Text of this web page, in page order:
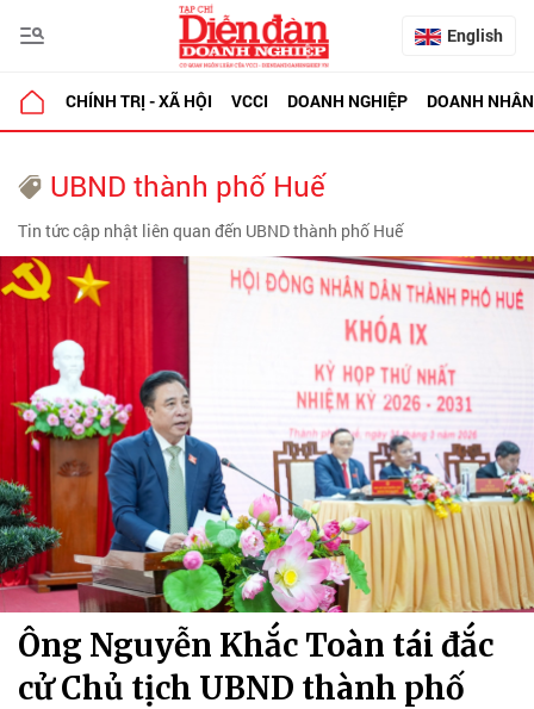
English
CHÍNH TRỊ - XÃ HỘI VCCI DOANH NGHIỆP DOANH NHÂN
UBND thành phố Huế
Tin tức cập nhật liên quan đến UBND thành phố Huế
Ông Nguyễn Khắc Toàn tái đắc
cử Chủ tịch UBND thành phố